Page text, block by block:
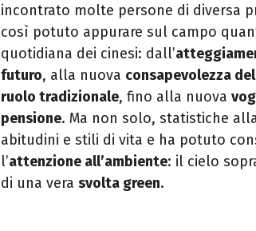
incontrato molte persone di diversa
così potuto appurare sul campo
quotidiana dei cinesi: dall’
futuro, alla nuova consapevolezza
ruolo tradizionale, fino alla nuova
pensione. Ma non solo, statistiche
abitudini e stili di vita e ha potuto
l’attenzione all’ambiente: il cielo
di una vera svolta green.